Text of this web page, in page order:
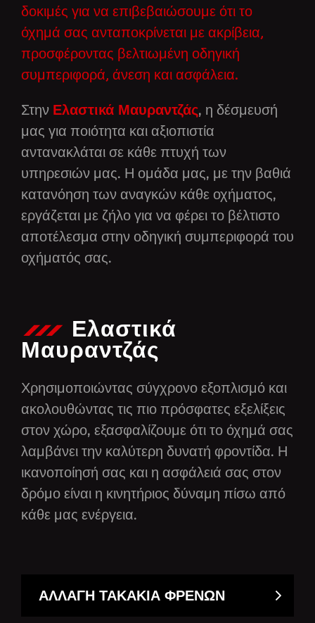
δοκιμές για να επιβεβαιώσουμε ότι το
όχημά σας ανταποκρίνεται με ακρίβεια,
προσφέροντας βελτιωμένη οδηγική
συμπεριφορά, άνεση και ασφάλεια.
Στην Ελαστικά Μαυραντζάς, η δέσμευσή
μας για ποιότητα και αξιοπιστία
αντανακλάται σε κάθε πτυχή των
υπηρεσιών μας. Η ομάδα μας, με την βαθιά
κατανόηση των αναγκών κάθε οχήματος,
εργάζεται με ζήλο για να φέρει το βέλτιστο
αποτέλεσμα στην οδηγική συμπεριφορά του
οχήματός σας.
Ελαστικά
Μαυραντζάς
Χρησιμοποιώντας σύγχρονο εξοπλισμό και
ακολουθώντας τις πιο πρόσφατες εξελίξεις
στον χώρο, εξασφαλίζουμε ότι το όχημά σας
λαμβάνει την καλύτερη δυνατή φροντίδα. Η
ικανοποίησή σας και η ασφάλειά σας στον
δρόμο είναι η κινητήριος δύναμη πίσω από
κάθε μας ενέργεια.
ΑΛΛΑΓΗ ΤΑΚΑΚΙΑ ΦΡΕΝΩΝ